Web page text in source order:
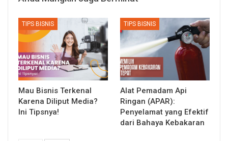
TIPS BISNIS
Mau Bisnis Terkenal
Karena Diliput Media?
Ini Tipsnya!
TIPS BISNIS
Alat Pemadam Api
Ringan (APAR):
Penyelamat yang Efektif
dari Bahaya Kebakaran